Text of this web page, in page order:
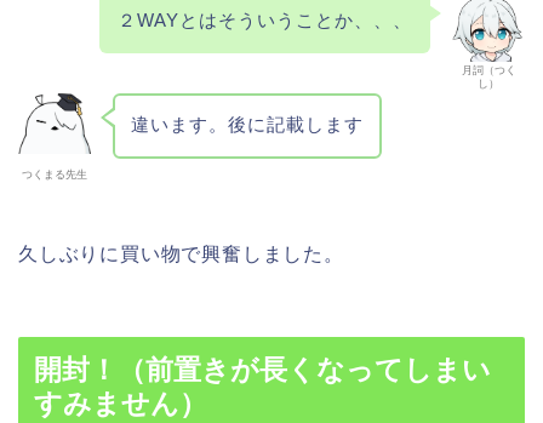
月詞（つく
し）
２WAYとはそういうことか、、、
つくまる先生
違います。後に記載します
久しぶりに買い物で興奮しました。
開封！（前置きが長くなってしまい
すみません）